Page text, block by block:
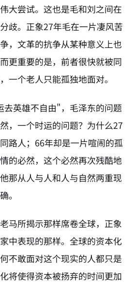
大尝试。这也是毛和刘之间在
歧。正象27年毛在一片凄风苦
，文革的抗争从某种意义上也
更重要的是，前者很快就被同
一个老人只能孤独地面对。
去英雄不自由"，毛泽东的问题
，一个时运的问题？为什么27
路人；66年却是一片喧闹的孤
的必然，这个必然再次残酷地
那从人与人和人与自然两重现
。
马所揭示那样席卷全球，正象
中表现的那样。全球的资本化
不敢面对这个现实的人都只是
将使得资本被扬弃的时间更加